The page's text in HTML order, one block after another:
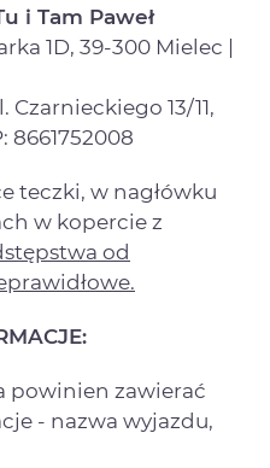
i Tam Paweł
1D, 39-300 Mielec |
Czarnieckiego 13/11,
8661752008
teczki, w nagłówku
w kopercie z
od
powinien zawierać
- nazwa wyjazdu,